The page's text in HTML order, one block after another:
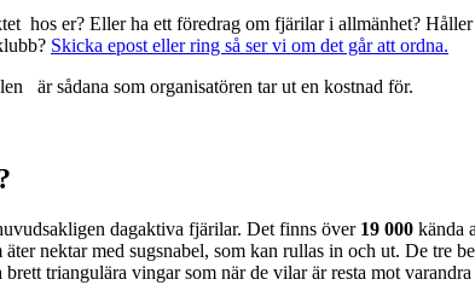
hos er? Eller ha ett föredrag om fjärilar i allmänhet?
Skicka epost eller ring så ser vi om det går att ordna.
är sådana som organisatören tar ut en kostnad för.
dagaktiva fjärilar. Det finns över 19 000 kända
nektar med sugsnabel, som kan rullas in och ut. De tre
triangulära vingar som när de vilar är resta mot